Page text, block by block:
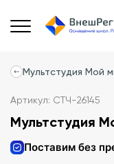
Мультстудия Мой
Артикул: СТЧ-26145
Мультстудия
Поставим без